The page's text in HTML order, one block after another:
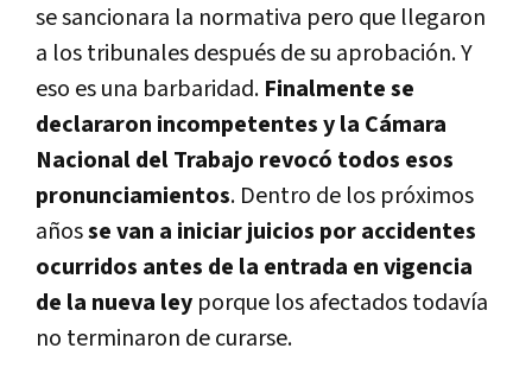
se sancionara la normativa pero que llegaron
a los tribunales después de su aprobación. Y
eso es una barbaridad. Finalmente se
declararon incompetentes y la Cámara
Nacional del Trabajo revocó todos esos
pronunciamientos. Dentro de los próximos
añosse van a iniciar juicios por accidentes
ocurridos antes de la entrada en vigencia
de la nueva ley porque los afectados todavía
no terminaron de curarse.